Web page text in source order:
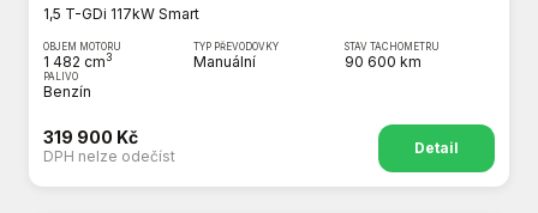
1,5 T-GDi 117kW Smart
OBJEM MOTORU
1 482 cm3
TYP PŘEVODOVKY
Manuální
STAV TACHOMETRU
90 600 km
PALIVO
Benzín
319 900 Kč
DPH nelze odečíst Detail